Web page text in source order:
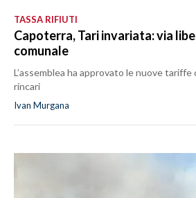
TASSA RIFIUTI
Capoterra, Tari invariata: via
comunale
L’assemblea ha approvato le nuove
rincari
Ivan Murgana